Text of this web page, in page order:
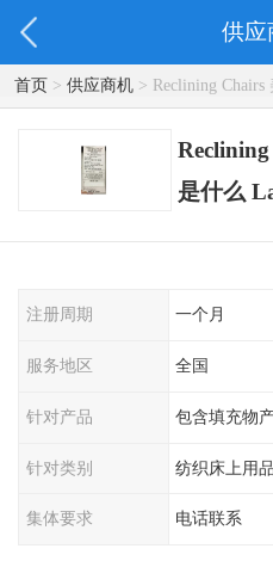
供应
首页> 供应商机> Reclining Chairs
注册
是什么
注册周期 一个月
服务地区 全国
针对产品 包含填充物
针对类别 纺织床上用品
集体要求 电话联系